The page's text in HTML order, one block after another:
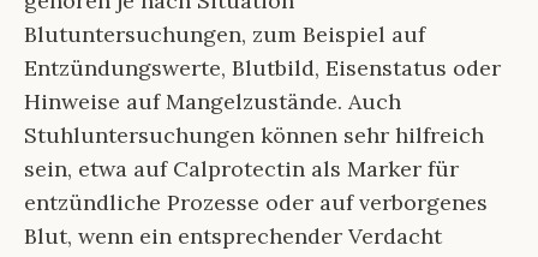
Blutuntersuchungen, zum Beispiel auf
Entzündungswerte, Blutbild, Eisenstatus oder
Hinweise auf Mangelzustände. Auch
Stuhluntersuchungen können sehr hilfreich
sein, etwa auf Calprotectin als Marker für
entzündliche Prozesse oder auf verborgenes
Blut, wenn ein entsprechender Verdacht